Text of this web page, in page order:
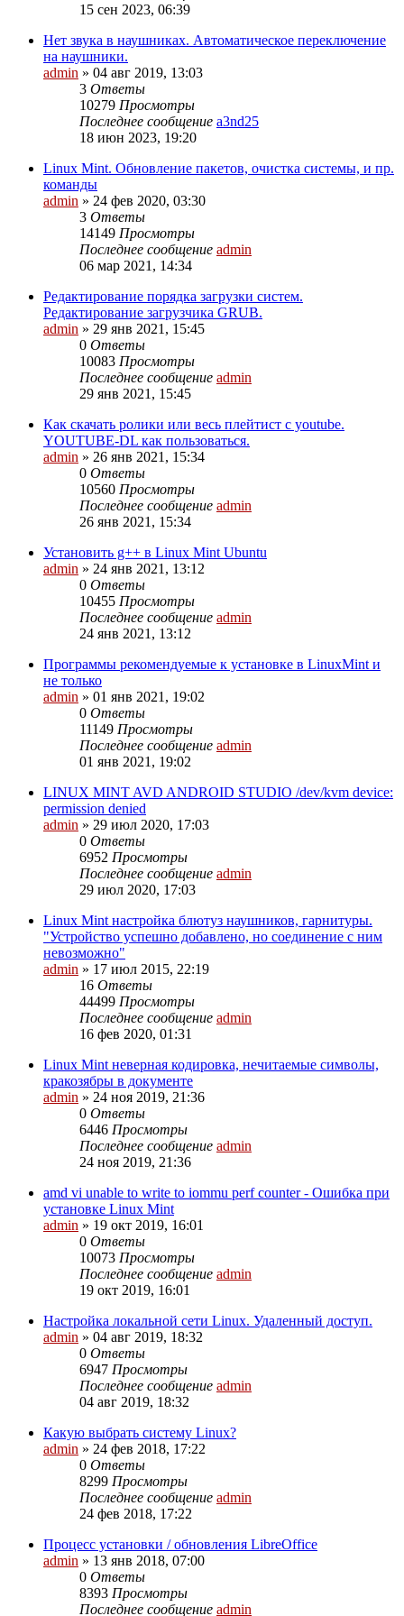
15 сен 2023, 06:39
Нет звука в наушниках. Автоматическое переключение
на наушники.
admin » 04 авг 2019, 13:03
3 Ответы
10279 Просмотры
Последнее сообщение a3nd25
18 июн 2023, 19:20
Linux Mint. Обновление пакетов, очистка системы, и пр.
команды
admin » 24 фев 2020, 03:30
3 Ответы
14149 Просмотры
Последнее сообщение admin
06 мар 2021, 14:34
Редактирование порядка загрузки систем.
Редактирование загрузчика GRUB.
admin » 29 янв 2021, 15:45
0 Ответы
10083 Просмотры
Последнее сообщение admin
29 янв 2021, 15:45
Как скачать ролики или весь плейтист с youtube.
YOUTUBE-DL как пользоваться.
admin » 26 янв 2021, 15:34
0 Ответы
10560 Просмотры
Последнее сообщение admin
26 янв 2021, 15:34
Установить g++ в Linux Mint Ubuntu
admin » 24 янв 2021, 13:12
0 Ответы
10455 Просмотры
Последнее сообщение admin
24 янв 2021, 13:12
Программы рекомендуемые к установке в LinuxMint и
не только
admin » 01 янв 2021, 19:02
0 Ответы
11149 Просмотры
Последнее сообщение admin
01 янв 2021, 19:02
LINUX MINT AVD ANDROID STUDIO /dev/kvm device:
permission denied
admin » 29 июл 2020, 17:03
0 Ответы
6952 Просмотры
Последнее сообщение admin
29 июл 2020, 17:03
Linux Mint настройка блютуз наушников, гарнитуры.
"Устройство успешно добавлено, но соединение с ним
невозможно"
admin » 17 июл 2015, 22:19
16 Ответы
44499 Просмотры
Последнее сообщение admin
16 фев 2020, 01:31
Linux Mint неверная кодировка, нечитаемые символы,
кракозябры в документе
admin » 24 ноя 2019, 21:36
0 Ответы
6446 Просмотры
Последнее сообщение admin
24 ноя 2019, 21:36
amd vi unable to write to iommu perf counter - Ошибка при
установке Linux Mint
admin » 19 окт 2019, 16:01
0 Ответы
10073 Просмотры
Последнее сообщение admin
19 окт 2019, 16:01
Настройка локальной сети Linux. Удаленный доступ.
admin » 04 авг 2019, 18:32
0 Ответы
6947 Просмотры
Последнее сообщение admin
04 авг 2019, 18:32
Какую выбрать систему Linux?
admin » 24 фев 2018, 17:22
0 Ответы
8299 Просмотры
Последнее сообщение admin
24 фев 2018, 17:22
Процесс установки / обновления LibreOffice
admin » 13 янв 2018, 07:00
0 Ответы
8393 Просмотры
Последнее сообщение admin